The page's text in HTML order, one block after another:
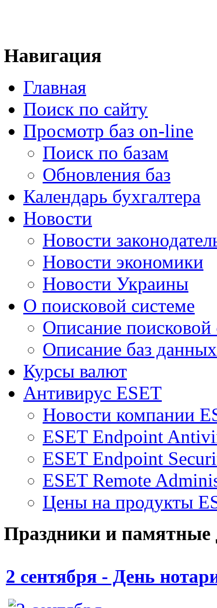
Навигация
Главная
Поиск по сайту
Просмотр баз on-line
Поиск по базам
Обновления баз
Календарь бухгалтера
Новости
Новости
Новости экономики
Новости Украины
О поисковой системе
Описание
Описание баз данных
Курсы валют
Антивирус ESET
Новости компании
ESET Endpoint
ESET Endpoint
ESET Remote
Цены на продукты
Праздники и памятные
2 сентября - День